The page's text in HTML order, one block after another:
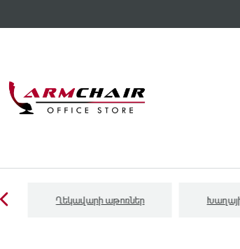
Ղեկավարի աթոռներ